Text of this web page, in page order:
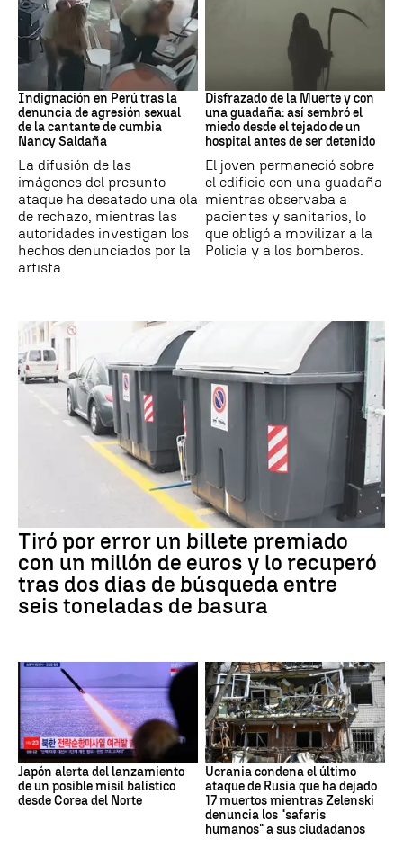
Indignación en Perú tras la
denuncia de agresión sexual
de la cantante de cumbia
Nancy Saldaña
La difusión de las
imágenes del presunto
ataque ha desatado una ola
de rechazo, mientras las
autoridades investigan los
hechos denunciados por la
artista.
Disfrazado de la Muerte y con
una guadaña: así sembró el
miedo desde el tejado de un
hospital antes de ser detenido
El joven permaneció sobre
el edificio con una guadaña
mientras observaba a
pacientes y sanitarios, lo
que obligó a movilizar a la
Policía y a los bomberos.
Tiró por error un billete premiado
con un millón de euros y lo recuperó
tras dos días de búsqueda entre
seis toneladas de basura
Japón alerta del lanzamiento
de un posible misil balístico
desde Corea del Norte
Ucrania condena el último
ataque de Rusia que ha dejado
17 muertos mientras Zelenski
denuncia los "safaris
humanos" a sus ciudadanos